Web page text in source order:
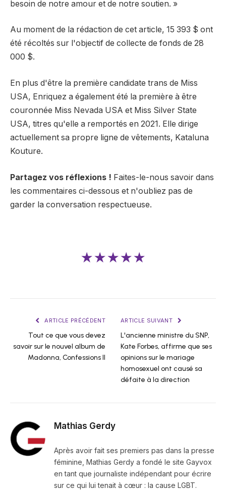
besoin de notre amour et de notre soutien. »
Au moment de la rédaction de cet article, 15 393 $ ont
été récoltés sur l'objectif de collecte de fonds de 28
000 $.
En plus d'être la première candidate trans de Miss
USA, Enriquez a également été la première à être
couronnée Miss Nevada USA et Miss Silver State
USA, titres qu'elle a remportés en 2021. Elle dirige
actuellement sa propre ligne de vêtements, Kataluna
Kouture.
Partagez vos réflexions ! Faites-le-nous savoir dans
les commentaires ci-dessous et n'oubliez pas de
garder la conversation respectueuse.
★★★★★
ARTICLE PRÉCÉDENT
Tout ce que vous devez
savoir sur le nouvel album de
Madonna, Confessions II
ARTICLE SUIVANT
L'ancienne ministre du SNP,
Kate Forbes, affirme que ses
opinions sur le mariage
homosexuel ont causé sa
défaite à la direction
Mathias Gerdy
Après avoir fait ses premiers pas dans la presse
féminine, Mathias Gerdy a fondé le site Gayvox
en tant que journaliste indépendant pour écrire
sur ce qui lui tenait à cœur : la cause LGBT.